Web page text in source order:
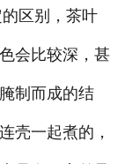
区别，茶叶
会比较深，甚
制而成的结
壳一起煮的，